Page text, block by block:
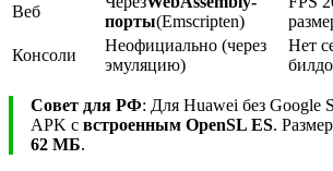
Веб
порты(Emscripten)
Консоли
Неофициально (через
эмуляцию)
Нет
Совет для РФ: Для Huawei без Google
APK с встроенным OpenSL ES.
62 МБ.